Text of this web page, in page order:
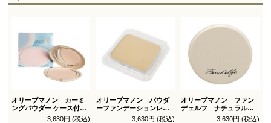
オリーブマノン カーミ
ングパウダー ケース付
（パフ1枚付）3,630円 (税込)
オリーブマノン パウダ
ーファンデーションレフ
ィル（スポンジ付）3,630円 (税込)
オリーブマノン ファン
デェルフ ナチュラルパ
3,630円 (税込)